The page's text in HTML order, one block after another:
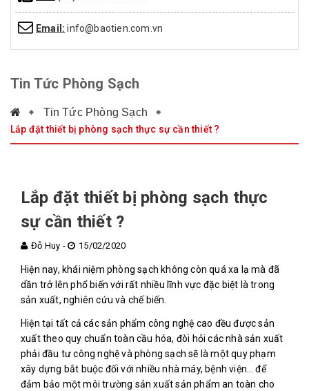
Email: info@baotien.com.vn
Tin Tức Phòng Sạch
Tin Tức Phòng Sạch
Lắp đặt thiết bị phòng sạch thực sự cần thiết ?
Lắp đặt thiết bị phòng sạch thực
sự cần thiết ?
Đỗ Huy - 15/02/2020
Hiện nay, khái niệm phòng sạch không còn quá xa lạ mà đã
dần trở lên phổ biến với rất nhiều lĩnh vực đặc biệt là trong
sản xuất, nghiên cứu và chế biến.
Hiện tại tất cả các sản phẩm công nghệ cao đều được sản
xuất theo quy chuẩn toàn cầu hóa, đòi hỏi các nhà sản xuất
phải đầu tư công nghệ và phòng sạch sẽ là một quy phạm
xây dựng bắt buộc đối với nhiều nhà máy, bệnh viện… để
đảm bảo một môi trường sản xuất sản phẩm an toàn cho